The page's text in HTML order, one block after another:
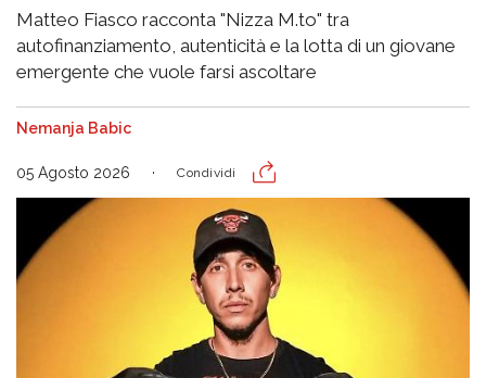
Matteo Fiasco racconta "Nizza M.to" tra
autofinanziamento, autenticità e la lotta di un giovane
emergente che vuole farsi ascoltare
Nemanja Babic
05 Agosto 2026 Condividi